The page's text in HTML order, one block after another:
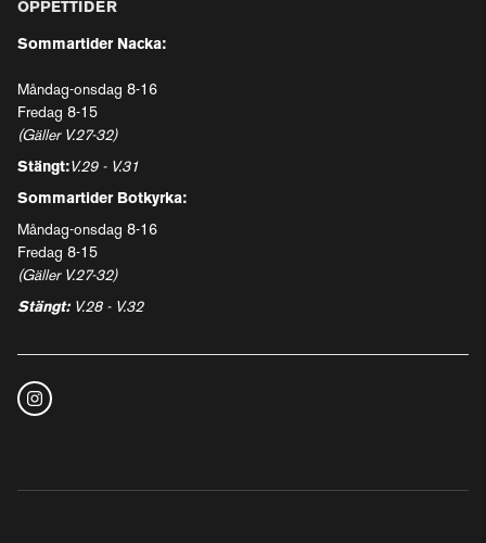
ÖPPETTIDER
Sommartider Nacka:
Måndag-onsdag 8-16
Fredag 8-15
(Gäller V.27-32)
Stängt:V.29 - V.31
Sommartider Botkyrka:
Måndag-onsdag 8-16
Fredag 8-15
(Gäller V.27-32)
Stängt: V.28 - V.32